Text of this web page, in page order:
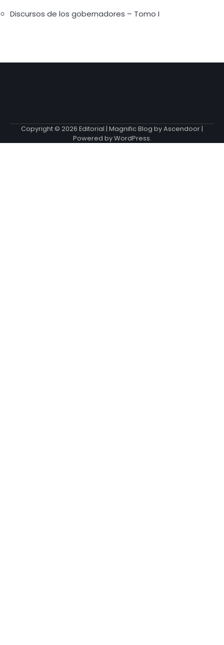
Discursos de los gobernadores – Tomo I
Copyright © 2026 Editorial | Magnific Blog byAscendoor|
Powered byWordPress.